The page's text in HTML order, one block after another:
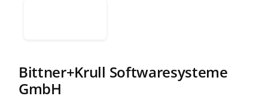
Bittner+Krull Softwaresysteme
GmbH